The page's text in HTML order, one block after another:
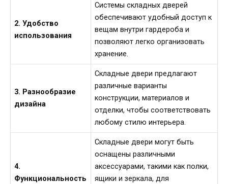
2. Удобство
использования
Системы складных дверей
обеспечивают удобный доступ к
вещам внутри гардероба и
позволяют легко организовать
хранение.
3. Разнообразие
дизайна
Складные двери предлагают
различные варианты
конструкции, материалов и
отделки, чтобы соответствовать
любому стилю интерьера.
4.
Функциональность
Складные двери могут быть
оснащены различными
аксессуарами, такими как полки,
ящики и зеркала, для